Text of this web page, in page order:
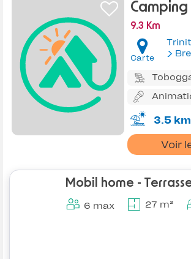
Camping
9.3 Km
Carte
3.5 km
Voir
Mobil home -
6 max 27 m²